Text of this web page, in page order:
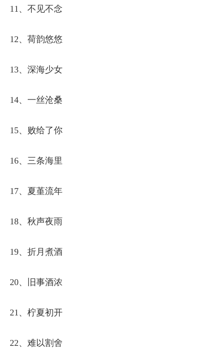
11、不见不念
12、荷韵悠悠
13、深海少女
14、一丝沧桑
15、败给了你
16、三条海里
17、夏堇流年
18、秋声夜雨
19、折月煮酒
20、旧事酒浓
21、柠夏初开
22、难以割舍